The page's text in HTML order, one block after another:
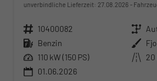
unverbindliche Lieferzeit: 27.08.2026
Fahrzeugnr. 10400082 Getriebe
Kraftstoff Benzin Außenfarbe
Leistung 110 kW (150 PS) Kilometerstand 20
01.06.2026